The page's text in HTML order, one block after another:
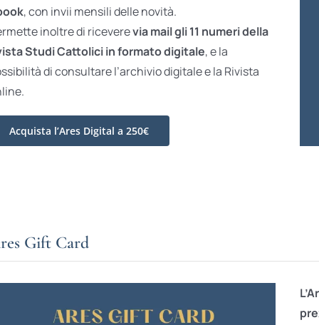
, con invii mensili delle novità.
inoltre di riceverevia mail gli 11 numeri della
Studi Cattolici in formato digitale, e la
di consultare l’archivio digitale e la Rivista
Acquista l’Ares Digital a 250€
Gift Card